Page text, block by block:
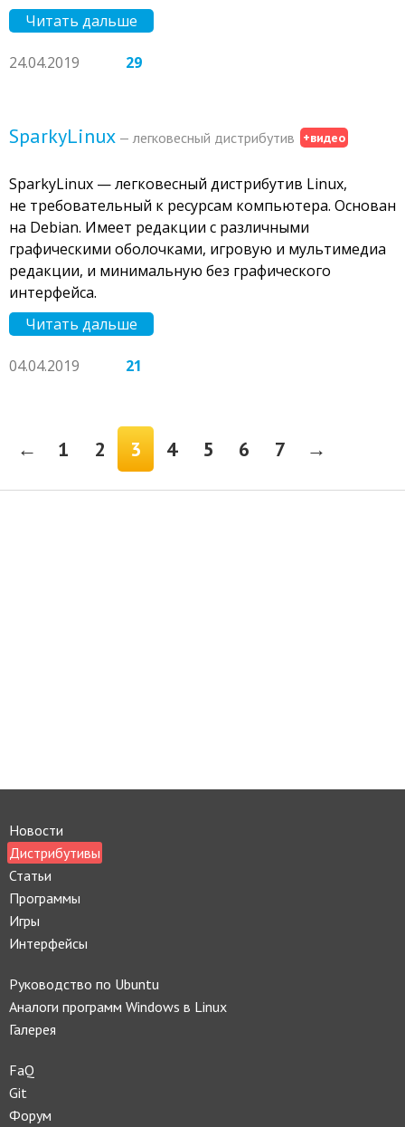
Читать дальше
24.04.2019 29
SparkyLinux — легковесный дистрибутив +видео
SparkyLinux — легковесный дистрибутив Linux,
не требовательный к ресурсам компьютера. Основан
на Debian. Имеет редакции с различными
графическими оболочками, игровую и мультимедиа
редакции, и минимальную без графического
интерфейса.
Читать дальше
04.04.2019 21
← 1 2 3 4 5 6 7 →
Новости
Дистрибутивы
Статьи
Программы
Игры
Интерфейсы
Руководство по Ubuntu
Аналоги программ Windows в Linux
Галерея
FaQ
Git
Форум